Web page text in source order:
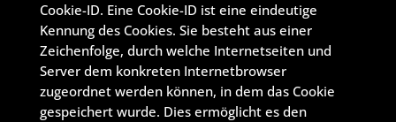
Cookie-ID. Eine Cookie-ID ist eine eindeutige
Kennung des Cookies. Sie besteht aus einer
Zeichenfolge, durch welche Internetseiten und
Server dem konkreten Internetbrowser
zugeordnet werden können, in dem das Cookie
gespeichert wurde. Dies ermöglicht es den